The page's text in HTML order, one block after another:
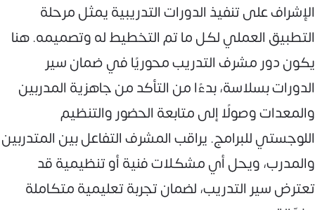
الإشراف على تنفيذ الدورات التدريبية يمثل مرحلة
التطبيق العملي لكل ما تم التخطيط له وتصميمه. هنا
يكون دور مشرف التدريب محوريًا في ضمان سير
الدورات بسلاسة، بدءًا من التأكد من جاهزية المدربين
والمعدات وصولًا إلى متابعة الحضور والتنظيم
اللوجستي للبرامج. يراقب المشرف التفاعل بين المتدربين
والمدرب، ويحل أي مشكلات فنية أو تنظيمية قد
تعترض سير التدريب، لضمان تجربة تعليمية متكاملة